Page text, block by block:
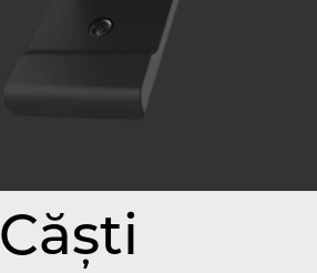
Căști